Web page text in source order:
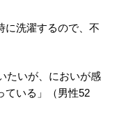
に洗濯するので、不
たいが、においが感
ている」（男性52